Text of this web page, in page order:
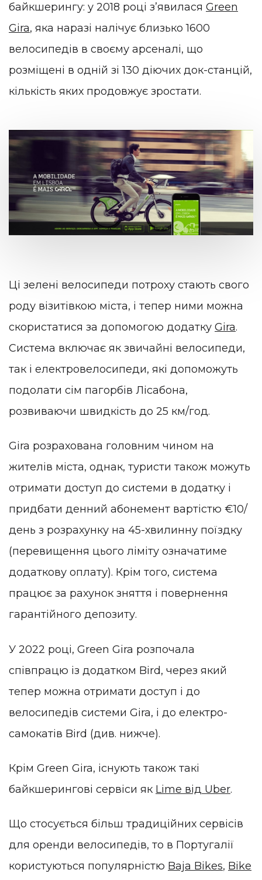
байкшерингу: у 2018 році зʼявилася Green
Gira, яка наразі налічує близько 1600
велосипедів в своєму арсеналі, що
розміщені в одній зі 130 діючих док-станцій,
кількість яких продовжує зростати.
Ці зелені велосипеди потроху стають свого
роду візитівкою міста, і тепер ними можна
скористатися за допомогою додатку Gira.
Система включає як звичайні велосипеди,
так і електровелосипеди, які допоможуть
подолати сім пагорбів Лісабона,
розвиваючи швидкість до 25 км/год.
Gira розрахована головним чином на
жителів міста, однак, туристи також можуть
отримати доступ до системи в додатку і
придбати денний абонемент вартістю €10/
день з розрахунку на 45-хвилинну поїздку
(перевищення цього ліміту означатиме
додаткову оплату). Крім того, система
працює за рахунок зняття і повернення
гарантійного депозиту.
У 2022 році, Green Gira розпочала
співпрацю із додатком Bird, через який
тепер можна отримати доступ і до
велосипедів системи Gira, і до електро-
самокатів Bird (див. нижче).
Крім Green Gira, існують також такі
байкшерингові сервіси як Lime від Uber.
Що стосується більш традиційних сервісів
для оренди велосипедів, то в Португалії
користуються популярністю Baja Bikes, Bike